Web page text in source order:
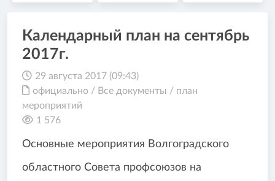
Календарный план на сентябрь
2017г.
29 августа 2017 (09:43)
официально / Все документы / план
мероприятий
1 576
Основные мероприятия Волгоградского
областного Совета профсоюзов на